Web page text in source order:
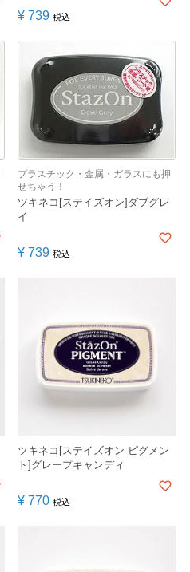
¥ 739 税込
プラスチック・金属・ガラスにも押
せちゃう！
ツキネコ[ステイズオン]ダブグレ
イ
¥ 739 税込
ツキネコ[ステイズオン ピグメン
ト]グレープキャンディ
¥ 770 税込